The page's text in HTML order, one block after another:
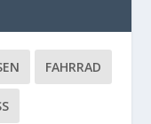
FAHRRAD